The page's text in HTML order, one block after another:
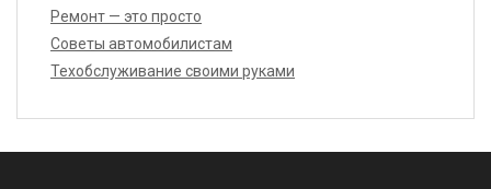
Ремонт — это просто
Советы автомобилистам
Техобслуживание своими руками